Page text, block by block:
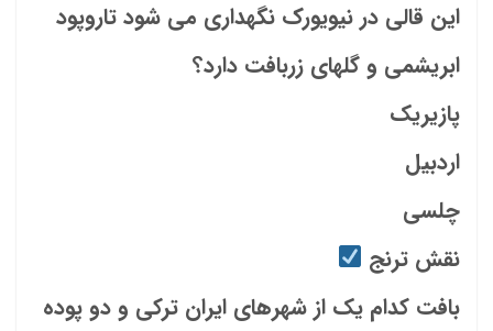
این قالی در نیویورک نگهداری می شود تاروپود
ابریشمی و گلهای زربافت دارد؟
پازیریک
اردبیل
چلسی
نقش ترنج
بافت کدام یک از شهرهای ایران ترکی و دو پوده